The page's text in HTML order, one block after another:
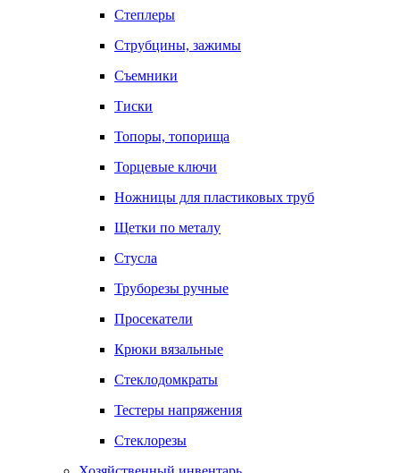
Степлеры
Струбцины, зажимы
Съемники
Тиски
Топоры, топорища
Торцевые ключи
Ножницы для пластиковых труб
Щетки по металу
Стусла
Труборезы ручные
Просекатели
Крюки вязальные
Стеклодомкраты
Тестеры напряжения
Стеклорезы